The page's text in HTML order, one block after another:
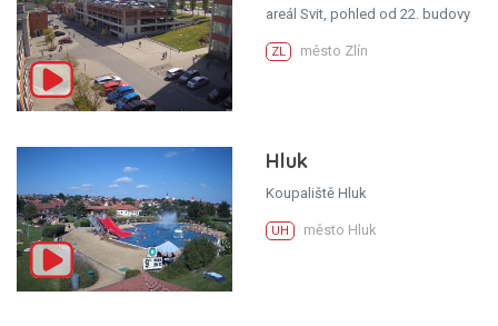
areál Svit, pohled od 22. budovy
ZL město Zlín
Hluk
Koupaliště Hluk
UH město Hluk